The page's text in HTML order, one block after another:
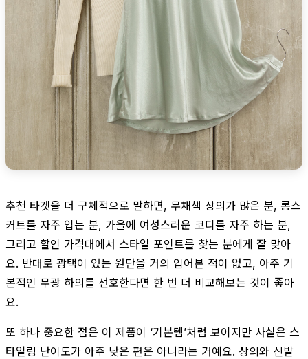
추천 타겟을 더 구체적으로 말하면, 무채색 상의가 많은 분, 롱스
커트를 자주 입는 분, 가을에 여성스러운 코디를 자주 하는 분,
그리고 할인 가격대에서 스타일 포인트를 찾는 분에게 잘 맞아
요. 반대로 광택이 있는 원단을 거의 입어본 적이 없고, 아주 기
본적인 무광 하의를 선호한다면 한 번 더 비교해보는 것이 좋아
요.
또 하나 중요한 점은 이 제품이 ‘기본템’처럼 보이지만 사실은 스
타일링 난이도가 아주 낮은 편은 아니라는 거예요. 상의와 신발